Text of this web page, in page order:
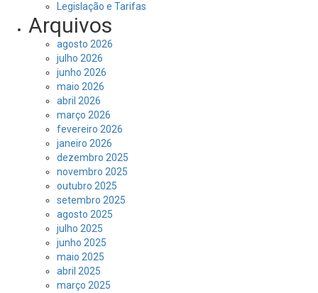
Legislação e Tarifas
Arquivos
agosto 2026
julho 2026
junho 2026
maio 2026
abril 2026
março 2026
fevereiro 2026
janeiro 2026
dezembro 2025
novembro 2025
outubro 2025
setembro 2025
agosto 2025
julho 2025
junho 2025
maio 2025
abril 2025
março 2025